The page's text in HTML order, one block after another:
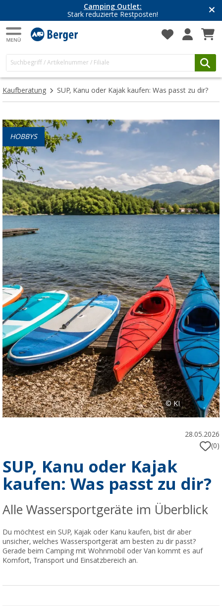
Camping Outlet:
Stark reduzierte Restposten!
Kaufberatung SUP, Kanu oder Kajak kaufen: Was passt zu dir?
HOBBYS
© KI
28.05.2026
(0)
SUP, Kanu oder Kajak
kaufen: Was passt zu dir?
Alle Wassersportgeräte im Überblick
Du möchtest ein SUP, Kajak oder Kanu kaufen, bist dir aber
unsicher, welches Wassersportgerät am besten zu dir passt?
Gerade beim Camping mit Wohnmobil oder Van kommt es auf
Komfort, Transport und Einsatzbereich an.